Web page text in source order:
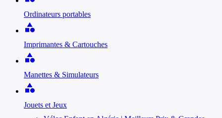
Ordinateurs portables
category
Imprimantes & Cartouches
category
Manettes & Simulateurs
category
Jouets et Jeux